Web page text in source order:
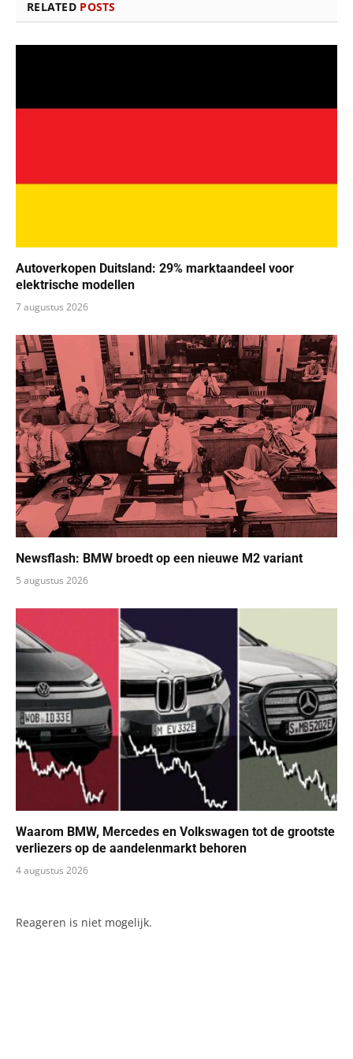
RELATED POSTS
Autoverkopen Duitsland: 29% marktaandeel voor
elektrische modellen
7 augustus 2026
Newsflash: BMW broedt op een nieuwe M2 variant
5 augustus 2026
Waarom BMW, Mercedes en Volkswagen tot de grootste
verliezers op de aandelenmarkt behoren
4 augustus 2026
Reageren is niet mogelijk.